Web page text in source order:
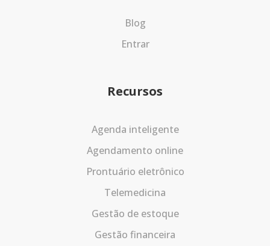
Blog
Entrar
Recursos
Agenda inteligente
Agendamento online
Prontuário eletrônico
Telemedicina
Gestão de estoque
Gestão financeira